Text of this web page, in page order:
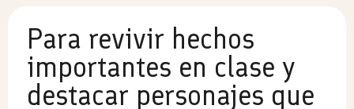
Para revivir hechos
importantes en clase y
destacar personajes que